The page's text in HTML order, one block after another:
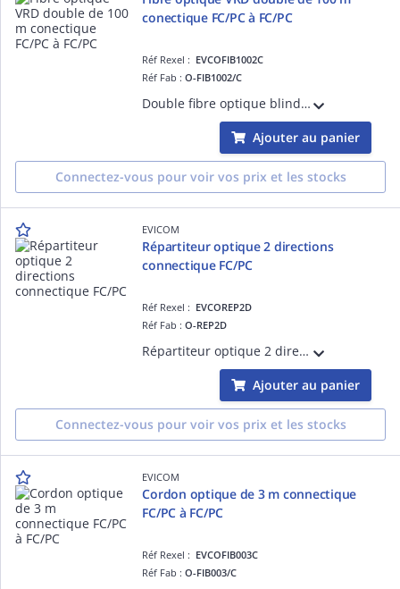
conectique FC/PC à FC/PC
Réf Rexel : EVCOFIB1002C
Réf Fab :O-FIB1002/C
Double fibre optique blindée 100 mètres Pour utilisation en extérieur (VRD) Pré-connectorisée FC/PC
Ajouter au panier
Connectez-vous pour voir vos prix et les stocks
EVICOM
Répartiteur optique 2 directions
connectique FC/PC
Réf Rexel : EVCOREP2D
Réf Fab :O-REP2D
Répartiteur optique 2 directions Connectique directe FC/PC
Ajouter au panier
Connectez-vous pour voir vos prix et les stocks
EVICOM
Cordon optique de 3 m connectique
FC/PC à FC/PC
Réf Rexel : EVCOFIB003C
Réf Fab :O-FIB003/C